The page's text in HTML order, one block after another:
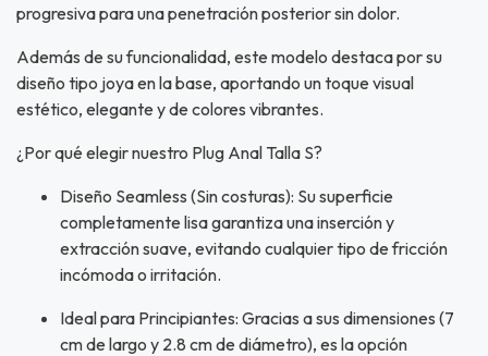
progresiva para una penetración posterior sin dolor.
Además de su funcionalidad, este modelo destaca por su
diseño tipo joya en la base, aportando un toque visual
estético, elegante y de colores vibrantes.
¿Por qué elegir nuestro Plug Anal Talla S?
Diseño Seamless (Sin costuras): Su superficie
completamente lisa garantiza una inserción y
extracción suave, evitando cualquier tipo de fricción
incómoda o irritación.
Ideal para Principiantes: Gracias a sus dimensiones (7
cm de largo y 2.8 cm de diámetro), es la opción